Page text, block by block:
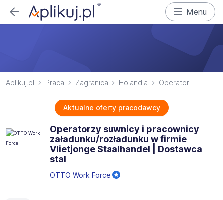
Menu
Aplikuj.pl Praca Zagranica Holandia Operator
Aktualne oferty pracodawcy
Operatorzy suwnicy i pracownicy
załadunku/rozładunku w firmie
Vlietjonge Staalhandel | Dostawca
stal
OTTO Work Force